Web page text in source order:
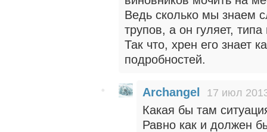
Ведь сколько мы знаем
трупов, а он гуляет,
Так что, хрен его знает
подробностей.
Archangel 17 июл
Какая бы там
Равно как и должен